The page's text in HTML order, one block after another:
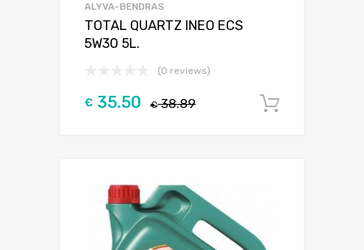
ALYVA-BENDRAS
TOTAL QUARTZ INEO ECS
5W30 5L.
(0 reviews)
€38.89
€ 35.50